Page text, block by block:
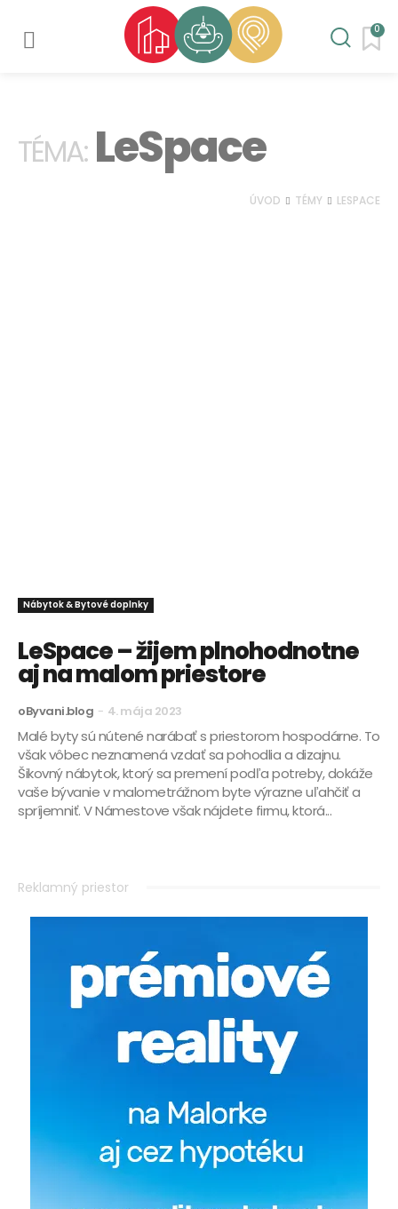
0
TÉMA: LeSpace
ÚVOD TÉMY LESPACE
Nábytok & Bytové doplnky
LeSpace – žijem plnohodnotne
aj na malom priestore
oByvani.blog - 4. mája 2023
Malé byty sú nútené narábať s priestorom hospodárne. To
však vôbec neznamená vzdať sa pohodlia a dizajnu.
Šikovný nábytok, ktorý sa premení podľa potreby, dokáže
vaše bývanie v malometrážnom byte výrazne uľahčiť a
spríjemniť. V Námestove však nájdete firmu, ktorá...
Reklamný priestor